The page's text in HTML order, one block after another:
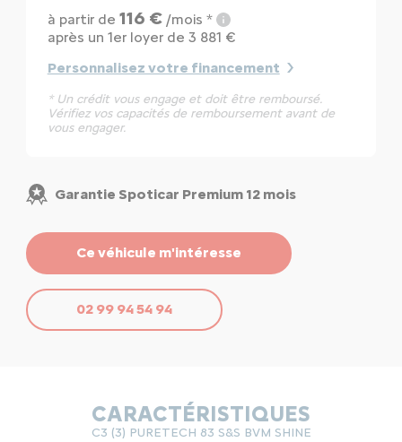
à partir de 116 €/mois *
après un 1er loyer de 3 881 €
Personnalisez votre financement
* Un crédit vous engage et doit être remboursé.
Vérifiez vos capacités de remboursement avant de
vous engager.
Garantie Spoticar Premium 12 mois
Ce véhicule m'intéresse
02 99 94 54 94
CARACTÉRISTIQUES
C3 (3) PURETECH 83 S&S BVM SHINE